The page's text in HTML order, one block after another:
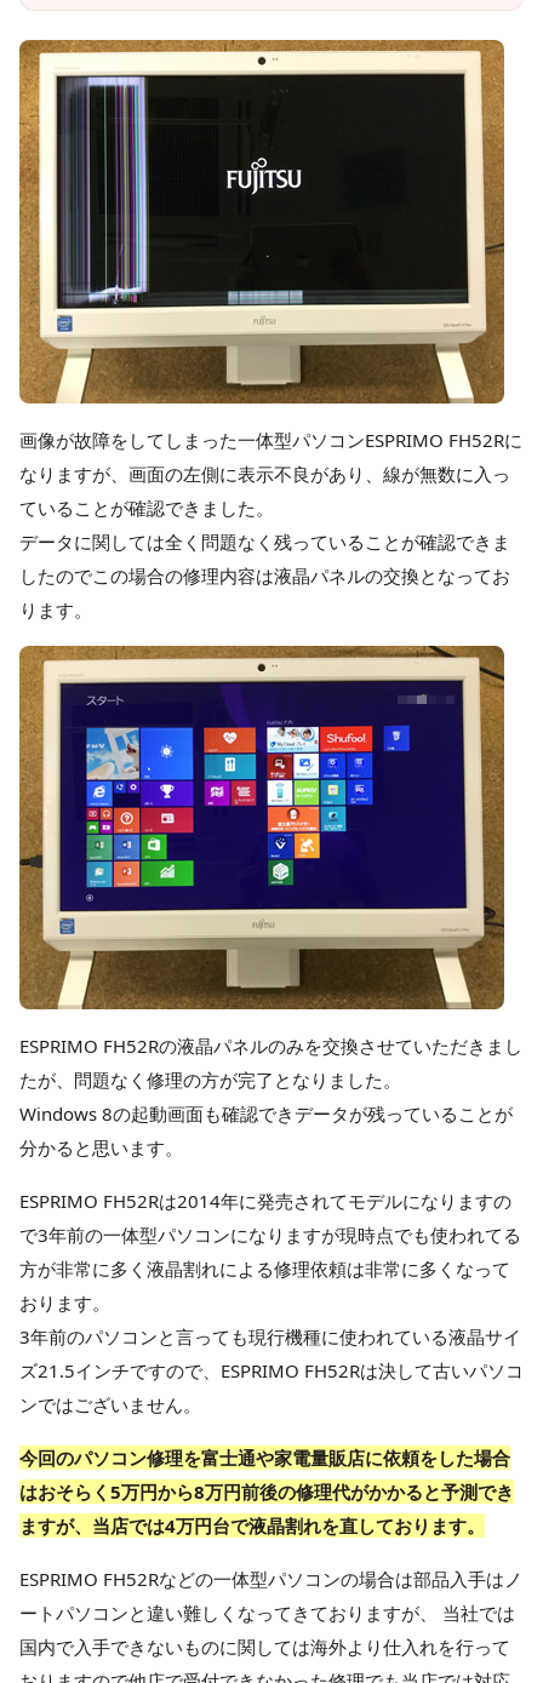
画像が故障をしてしまった一体型パソコンESPRIMO FH52Rに
なりますが、画面の左側に表示不良があり、線が無数に入っ
ていることが確認できました。
データに関しては全く問題なく残っていることが確認できま
したのでこの場合の修理内容は液晶パネルの交換となってお
ります。
ESPRIMO FH52Rの液晶パネルのみを交換させていただきまし
たが、問題なく修理の方が完了となりました。
Windows 8の起動画面も確認できデータが残っていることが
分かると思います。
ESPRIMO FH52Rは2014年に発売されてモデルになりますの
で3年前の一体型パソコンになりますが現時点でも使われてる
方が非常に多く液晶割れによる修理依頼は非常に多くなって
おります。
3年前のパソコンと言っても現行機種に使われている液晶サイ
ズ21.5インチですので、ESPRIMO FH52Rは決して古いパソコ
ンではございません。
今回のパソコン修理を富士通や家電量販店に依頼をした場合
はおそらく5万円から8万円前後の修理代がかかると予測でき
ますが、当店では4万円台で液晶割れを直しております。
ESPRIMO FH52Rなどの一体型パソコンの場合は部品入手はノ
ートパソコンと違い難しくなってきておりますが、 当社では
国内で入手できないものに関しては海外より仕入れを行って